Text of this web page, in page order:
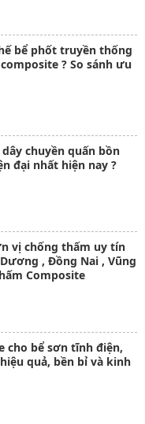
bể phốt truyền thống
? So sánh ưu
chuyền quấn bồn
đại nhất hiện nay ?
vị chống thấm uy tín
, Đồng Nai , Vũng
Composite
cho bể sơn tĩnh điện,
quả, bền bỉ và kinh